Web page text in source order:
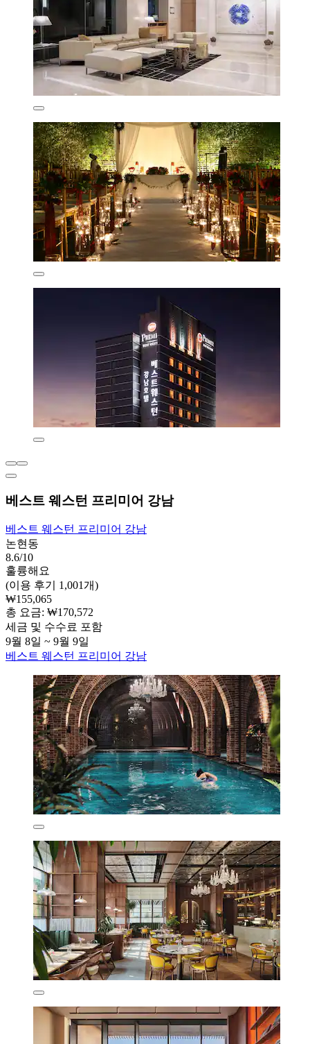
베스트 웨스턴 프리미어 강남
베스트 웨스턴 프리미어 강남
논현동
8.6/10
훌륭해요
(이용 후기 1,001개)
₩155,065
총 요금: ₩170,572
세금 및 수수료 포함
9월 8일 ~ 9월 9일
베스트 웨스턴 프리미어 강남